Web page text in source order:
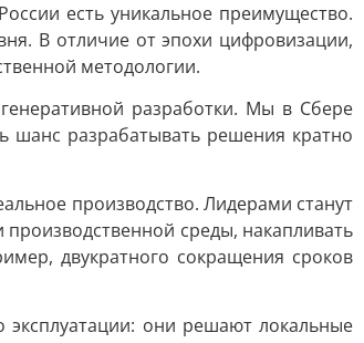
есть уникальное преимущество.
В отличие от эпохи цифровизации,
методологии.
разработки. Мы в Сбере
шанс разрабатывать решения кратно
производство. Лидерами станут
среды, накапливать
двукратного сокращения сроков
они решают локальные